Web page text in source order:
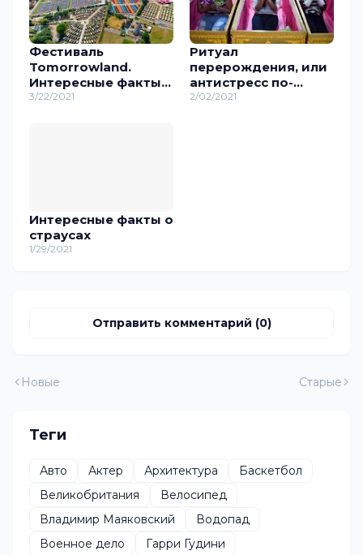
Фестиваль
Tomorrowland.
Интересные факты о
лучшем
3/22/2021
Ритуал
перерождения, или
антистресс по-
тайски
2/02/2021
Интересные факты о
страусах
1/29/2021
Отправить комментарий (0)
Новые Старые
Теги
Авто Актер Архитектура
Баскетбол
Великобритания
Велосипед
Владимир Маяковский
Водопад
Военное дело
Гарри Гудини